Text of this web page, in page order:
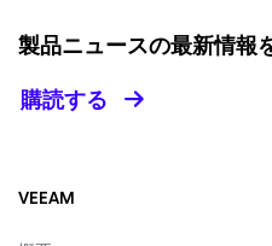
製品ニュースの最新情報
購読する
VEEAM